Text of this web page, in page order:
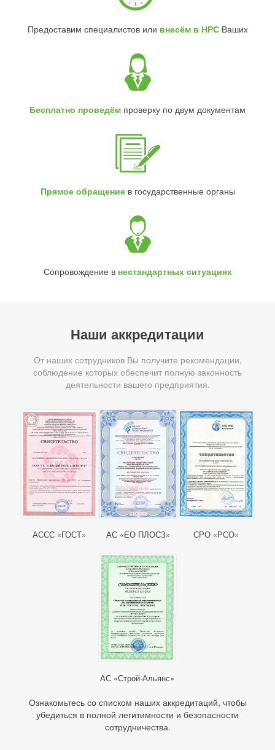
Предоставим специалистов или внесём в НРСВаших
Бесплатно проведём проверку по двум документам
Прямое обращениев государственные органы
Сопровождение в нестандартных ситуациях
Наши аккредитации
От наших сотрудников Вы получите рекомендации,
соблюдение которых обеспечит полную законность
деятельности вашего предприятия.
АССС «ГОСТ» АС «ЕО ПЛОСЗ» СРО «РСО»
АС «Строй-Альянс»
Ознакомьтесь со списком наших аккредитаций, чтобы
убедиться в полной легитимности и безопасности
сотрудничества.